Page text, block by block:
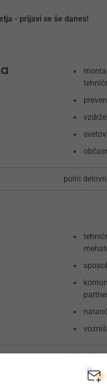
- prijavi se še danes!
polni
V., VII., VIII/
1 - 3 let